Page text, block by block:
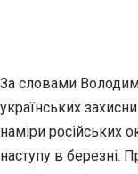
За словами
українських
наміри російських
наступу в березні.